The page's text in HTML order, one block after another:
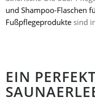
und Shampoo-Flaschen
Fußpflegeprodukte sind
EIN